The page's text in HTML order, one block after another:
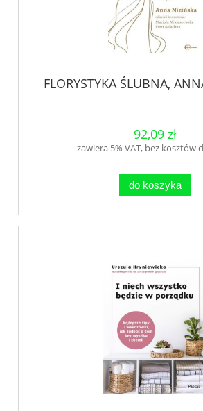
FLORYSTYKA ŚLUBNA,
92,09 zł
zawiera 5% VAT, bez kosztów
do koszyka